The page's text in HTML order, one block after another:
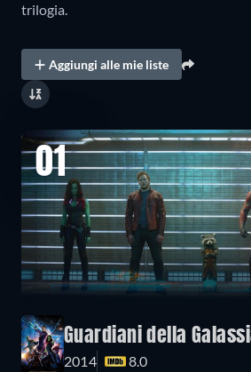
trilogia.
Aggiungi alle mie liste
01
Guardiani della
2014
8.0